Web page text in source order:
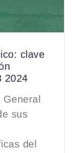
clave
2024
sus
del